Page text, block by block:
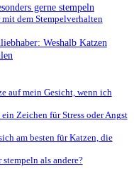
gerne stempeln
dem Stempelverhalten
Weshalb Katzen
auf mein Gesicht, wenn ich
Zeichen für Stress oder Angst
am besten für Katzen, die
als andere?